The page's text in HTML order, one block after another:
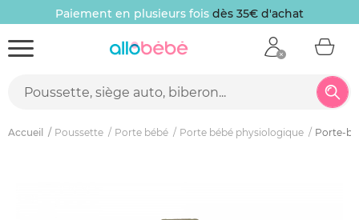
Paiement en plusieurs fois dès 35€ d'achat
Accueil Poussette Porte bébé Porte bébé physiologique Porte-